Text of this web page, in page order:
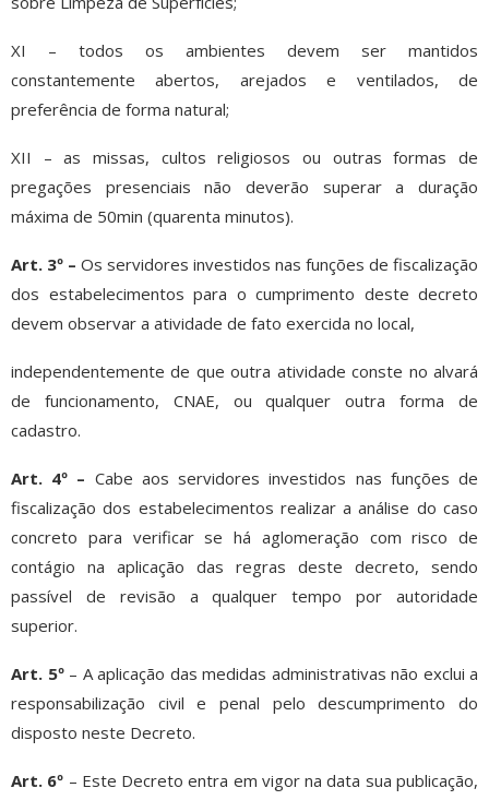
XI – todos os ambientes devem ser mantidos
constantemente abertos, arejados e ventilados, de
preferência de forma natural;
XII – as missas, cultos religiosos ou outras formas de
pregações presenciais não deverão superar a duração
máxima de 50min (quarenta minutos).
Art. 3º – Os servidores investidos nas funções de fiscalização
dos estabelecimentos para o cumprimento deste decreto
devem observar a atividade de fato exercida no local,
independentemente de que outra atividade conste no alvará
de funcionamento, CNAE, ou qualquer outra forma de
cadastro.
Art. 4º – Cabe aos servidores investidos nas funções de
fiscalização dos estabelecimentos realizar a análise do caso
concreto para verificar se há aglomeração com risco de
contágio na aplicação das regras deste decreto, sendo
passível de revisão a qualquer tempo por autoridade
superior.
Art. 5º – A aplicação das medidas administrativas não exclui a
responsabilização civil e penal pelo descumprimento do
disposto neste Decreto.
Art. 6º – Este Decreto entra em vigor na data sua publicação,